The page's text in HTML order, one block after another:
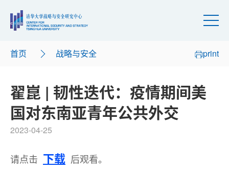
首页 战略与安全 print
翟崑 | 韧性迭代：疫情期间美
国对东南亚青年公共外交
2023-04-25
请点击 下载 后观看。